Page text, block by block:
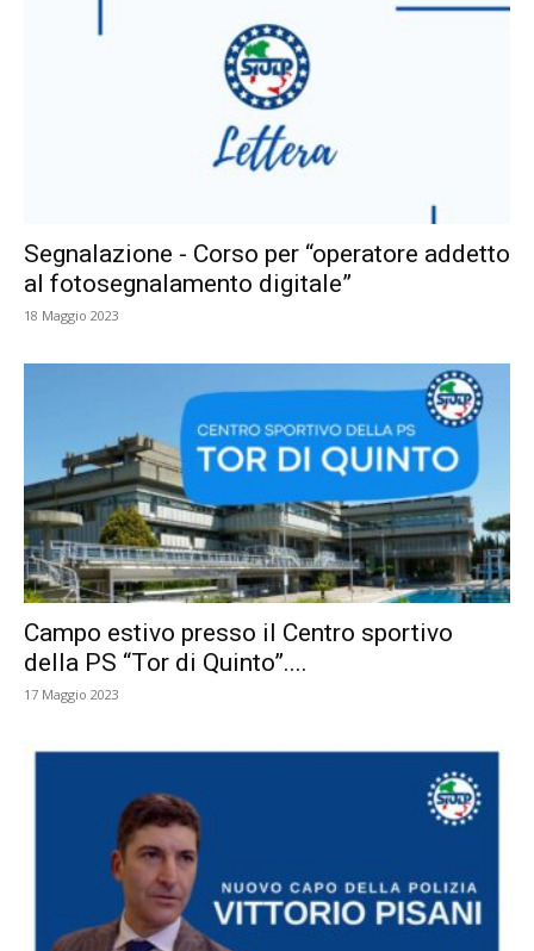
Segnalazione ­­- Corso per “operatore addetto
al fotosegnalamento digitale”
18 Maggio 2023
Campo estivo presso il Centro sportivo
della PS “Tor di Quinto”....
17 Maggio 2023